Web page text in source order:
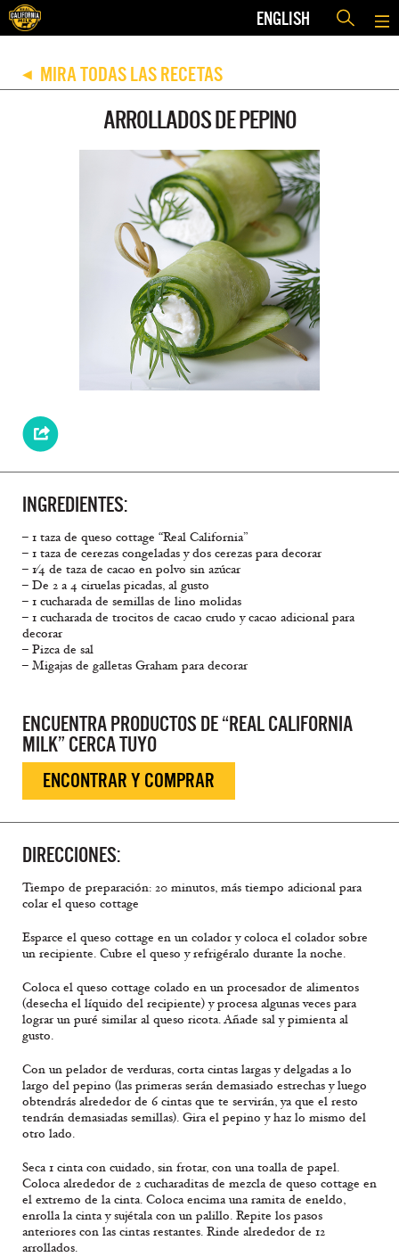
ENGLISH
◀ MIRA TODAS LAS RECETAS
ARROLLADOS DE PEPINO
INGREDIENTES:
– 1 taza de queso cottage “Real California”
– 1 taza de cerezas congeladas y dos cerezas para decorar
– 1⁄4 de taza de cacao en polvo sin azúcar
– De 2 a 4 ciruelas picadas, al gusto
– 1 cucharada de semillas de lino molidas
– 1 cucharada de trocitos de cacao crudo y cacao adicional para
decorar
– Pizca de sal
– Migajas de galletas Graham para decorar
ENCUENTRA PRODUCTOS DE “REAL CALIFORNIA
MILK” CERCA TUYO
ENCONTRAR Y COMPRAR
DIRECCIONES:
Tiempo de preparación: 20 minutos, más tiempo adicional para
colar el queso cottage
Esparce el queso cottage en un colador y coloca el colador sobre
un recipiente. Cubre el queso y refrigéralo durante la noche.
Coloca el queso cottage colado en un procesador de alimentos
(desecha el líquido del recipiente) y procesa algunas veces para
lograr un puré similar al queso ricota. Añade sal y pimienta al
gusto.
Con un pelador de verduras, corta cintas largas y delgadas a lo
largo del pepino (las primeras serán demasiado estrechas y luego
obtendrás alrededor de 6 cintas que te servirán, ya que el resto
tendrán demasiadas semillas). Gira el pepino y haz lo mismo del
otro lado.
Seca 1 cinta con cuidado, sin frotar, con una toalla de papel.
Coloca alrededor de 2 cucharaditas de mezcla de queso cottage en
el extremo de la cinta. Coloca encima una ramita de eneldo,
enrolla la cinta y sujétala con un palillo. Repite los pasos
anteriores con las cintas restantes. Rinde alrededor de 12
arrollados.